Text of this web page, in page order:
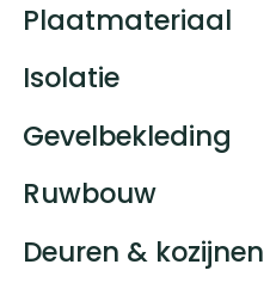
Plaatmateriaal
Isolatie
Gevelbekleding
Ruwbouw
Deuren & kozijnen